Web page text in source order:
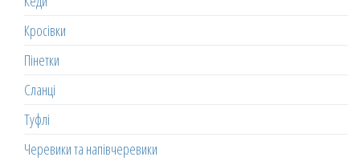
Кросівки
Пінетки
Сланці
Туфлі
Черевики та напівчеревики